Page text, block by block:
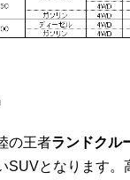
の王者ランドクル
SUVとなります。